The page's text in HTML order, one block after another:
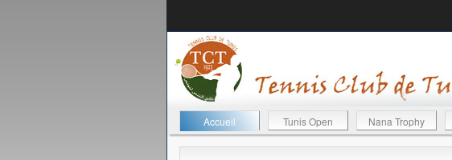
Accueil Tunis Open Nana Trophy